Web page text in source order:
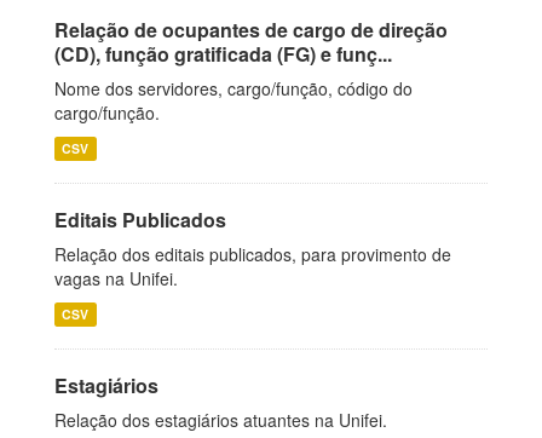
Relação de ocupantes de cargo de direção
(CD), função gratificada (FG) e funç...
Nome dos servidores, cargo/função, código do
cargo/função.
CSV
Editais Publicados
Relação dos editais publicados, para provimento de
vagas na Unifei.
CSV
Estagiários
Relação dos estagiários atuantes na Unifei.